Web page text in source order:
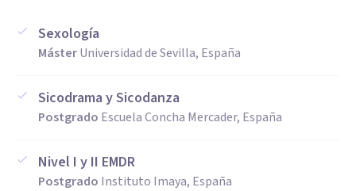
Sexología
MásterUniversidad de Sevilla, España
Sicodrama y Sicodanza
Postgrado Escuela Concha Mercader, España
Nivel I y II EMDR
Postgrado Instituto Imaya, España